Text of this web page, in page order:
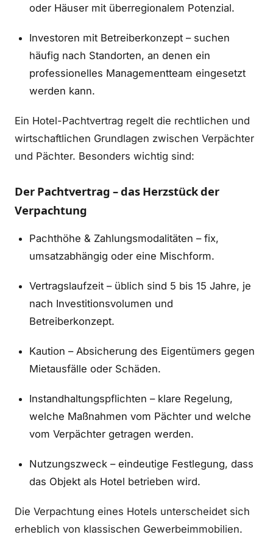
oder Häuser mit überregionalem Potenzial.
Investoren mit Betreiberkonzept – suchen
häufig nach Standorten, an denen ein
professionelles Managementteam eingesetzt
werden kann.
Ein Hotel-Pachtvertrag regelt die rechtlichen und
wirtschaftlichen Grundlagen zwischen Verpächter
und Pächter. Besonders wichtig sind:
Der Pachtvertrag – das Herzstück der
Verpachtung
Pachthöhe & Zahlungsmodalitäten – fix,
umsatzabhängig oder eine Mischform.
Vertragslaufzeit – üblich sind 5 bis 15 Jahre, je
nach Investitionsvolumen und
Betreiberkonzept.
Kaution – Absicherung des Eigentümers gegen
Mietausfälle oder Schäden.
Instandhaltungspflichten – klare Regelung,
welche Maßnahmen vom Pächter und welche
vom Verpächter getragen werden.
Nutzungszweck – eindeutige Festlegung, dass
das Objekt als Hotel betrieben wird.
Die Verpachtung eines Hotels unterscheidet sich
erheblich von klassischen Gewerbeimmobilien.